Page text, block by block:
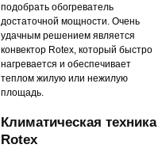
подобрать обогреватель
достаточной мощности. Очень
удачным решением является
конвектор Rotex, который быстро
нагревается и обеспечивает
теплом жилую или нежилую
площадь.
Климатическая техника
Rotex